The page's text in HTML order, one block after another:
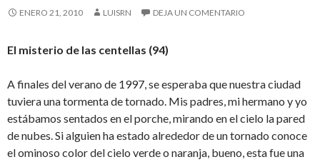
ENERO 21, 2010 LUISRN DEJA UN COMENTARIO
El misterio de las centellas (94)
A finales del verano de 1997, se esperaba que nuestra ciudad
tuviera una tormenta de tornado. Mis padres, mi hermano y yo
estábamos sentados en el porche, mirando en el cielo la pared
de nubes. Si alguien ha estado alrededor de un tornado conoce
el ominoso color del cielo verde o naranja, bueno, esta fue una